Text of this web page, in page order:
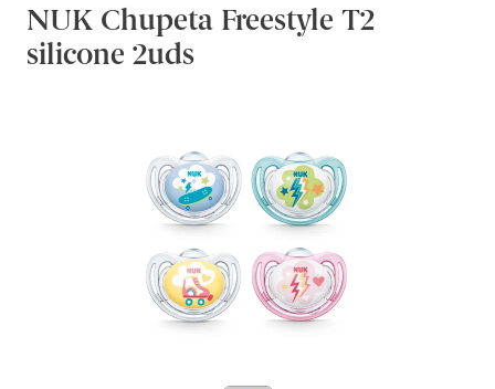
NUK Chupeta Freestyle T2
silicone 2uds